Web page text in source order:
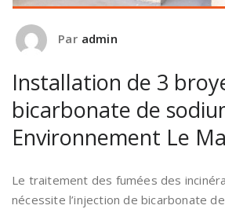
Par admin
Installation de 3
bicarbonate de
Environnement Le
Le traitement des fumées des
nécessite l’injection de bicarbonate